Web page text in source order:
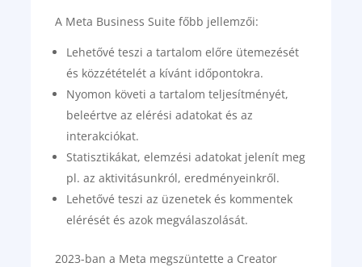
A Meta Business Suite főbb jellemzői:
Lehetővé teszi a tartalom előre ütemezését
és közzétételét a kívánt időpontokra.
Nyomon követi a tartalom teljesítményét,
beleértve az elérési adatokat és az
interakciókat.
Statisztikákat, elemzési adatokat jelenít meg
pl. az aktivitásunkról, eredményeinkről.
Lehetővé teszi az üzenetek és kommentek
elérését és azok megválaszolását.
2023-ban a Meta megszüntette a Creator